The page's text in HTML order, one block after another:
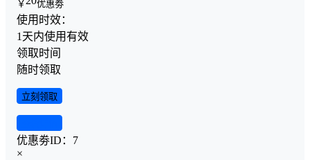
￥ 优惠劵
使用时效：
1天内使用有效
领取时间
随时领取
立刻领取
优惠劵ID： 7
×